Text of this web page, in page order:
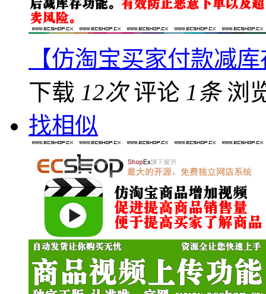
【仿淘宝买家付款减
下载 12次 评论 1条 浏
找相似